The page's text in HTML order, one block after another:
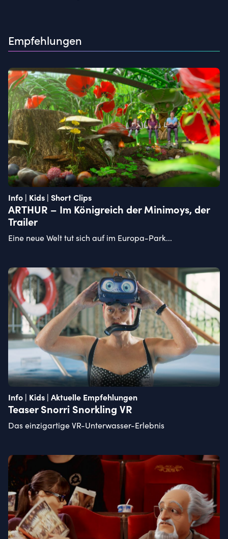
Empfehlungen
Info | Kids | Short Clips
ARTHUR – Im Königreich der Minimoys, der
Trailer
Eine neue Welt tut sich auf im Europa-Park...
Info | Kids | Aktuelle Empfehlungen
Teaser Snorri Snorkling VR
Das einzigartige VR-Unterwasser-Erlebnis